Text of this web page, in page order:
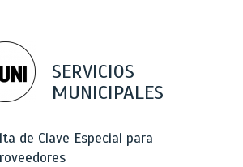
SERVICIOS
MUNICIPALES
de Clave Especial para